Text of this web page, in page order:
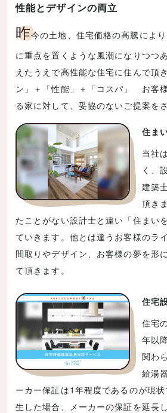
性能とデザインの両立
昨今の土地、住宅価格の高騰によ
に重点を置くような風潮になりつつ
えたうえで高性能な住宅に住んで頂
ン」＋「性能」＋「コスパ」 お客
る家に対して、妥協のないご提案を
住ま
当社
く、
建築
頂き
たことがない設計士と違い「住まい
ていきます。他とは違うお客様のラ
間取りやデザイン、お客様の夢を形
て頂きます。
住宅
住宅
年以
関わ
給湯
ーカー保証は1年程度であるのが現
生した場合、メーカーの保証を延長